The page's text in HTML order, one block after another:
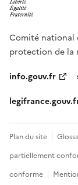
Comité national
protection de la
info.gouv.fr
Plan du site
partiellement
conforme